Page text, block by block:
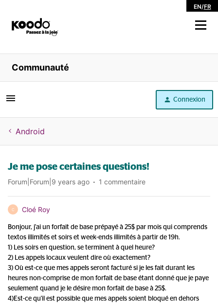
EN/FR
Magasiner
Libre service
Aide
Communauté
Connexion
Android
Je me pose certaines questions!
Forum|Forum|9 years ago 1 commentaire
C Cloé Roy
Bonjour, j'ai un forfait de base prépayé à 25$ par mois qui comprends
textos illimités et soirs et week-ends illimités à partir de 19h.
1) Les soirs en question, se terminent à quel heure?
2) Les appels locaux veulent dire où exactement?
3) Où est-ce que mes appels seront facturé si je les fait durant les
heures non-comprise de mon forfait de base étant donné que je paye
seulement quand je le désire mon forfait de base à 25$.
4)Est-ce qu'il est possible que mes appels soient bloqué en dehors